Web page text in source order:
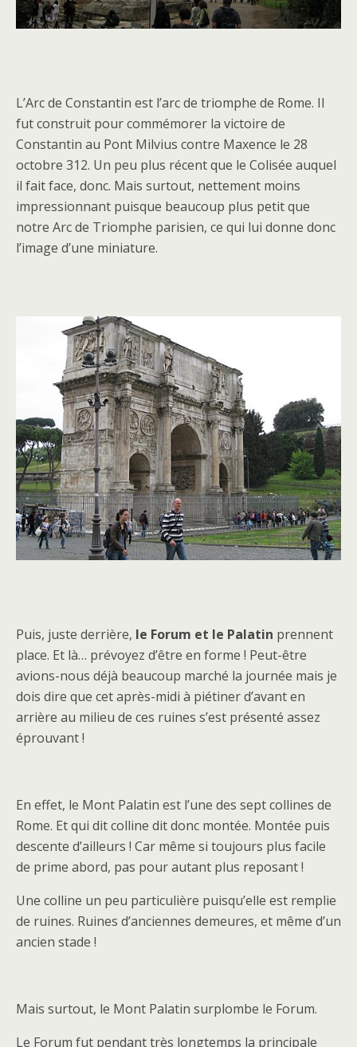
L’Arc de Constantin est l’arc de triomphe de Rome. Il
fut construit pour commémorer la victoire de
Constantin au Pont Milvius contre Maxence le 28
octobre 312. Un peu plus récent que le Colisée auquel
il fait face, donc. Mais surtout, nettement moins
impressionnant puisque beaucoup plus petit que
notre Arc de Triomphe parisien, ce qui lui donne donc
l’image d’une miniature.
Puis, juste derrière, le Forum et le Palatin prennent
place. Et là… prévoyez d’être en forme ! Peut-être
avions-nous déjà beaucoup marché la journée mais je
dois dire que cet après-midi à piétiner d’avant en
arrière au milieu de ces ruines s’est présenté assez
éprouvant !
En effet, le Mont Palatin est l’une des sept collines de
Rome. Et qui dit colline dit donc montée. Montée puis
descente d’ailleurs ! Car même si toujours plus facile
de prime abord, pas pour autant plus reposant !
Une colline un peu particulière puisqu’elle est remplie
de ruines. Ruines d’anciennes demeures, et même d’un
ancien stade !
Mais surtout, le Mont Palatin surplombe le Forum.
Le Forum fut pendant très longtemps la principale